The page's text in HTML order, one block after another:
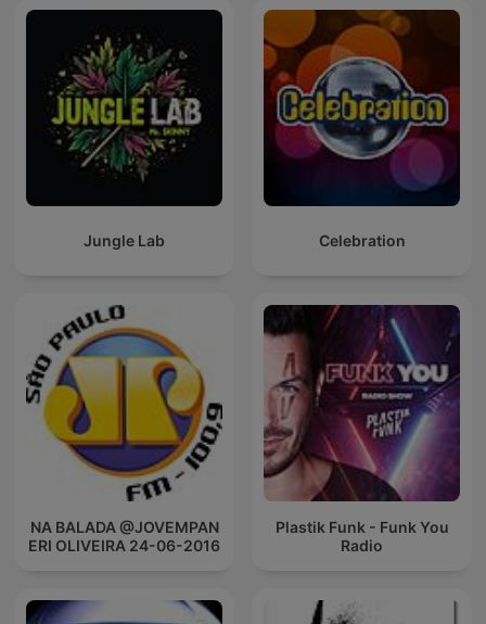
Jungle Lab Celebration
NA BALADA @JOVEMPAN
ERI OLIVEIRA 24-06-2016
Plastik Funk - Funk You
Radio